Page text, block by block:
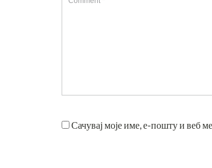
Сачувај моје име, е-пошту и веб